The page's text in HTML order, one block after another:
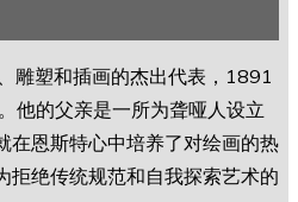
雕塑和插画的杰出代表，1891
他的父亲是一所为聋哑人设立
在恩斯特心中培养了对绘画的热
拒绝传统规范和自我探索艺术的